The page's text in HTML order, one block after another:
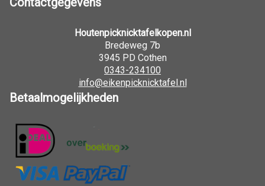
Houtenpicknicktafelkopen.nl
Bredeweg 7b
3945 PD Cothen
0343-234100
info@eikenpicknicktafel.nl
Betaalmogelijkheden